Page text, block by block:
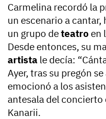
Carmelina recordó la
un escenario a
un grupo deteatro en
Desde entonces, su
artista le decía:
Ayer, tras su pregón
emocionó a los
antesala del
Kanarii.